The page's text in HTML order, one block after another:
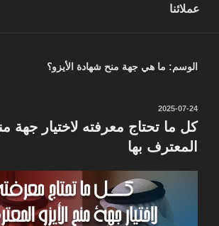
عملائنا
الوسم: ما هي جهة منح شهادة الأيزو؟
نُشر
في
2025-07-24
كل ما تحتاج معرفته لاختيار جهة
المعترف بها